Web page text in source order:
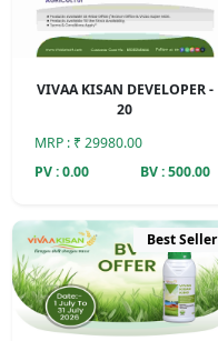
VIVAA KISAN DEVELOPER -
20
MRP : ₹ 29980.00
PV : 0.00
BV : 500.00
Best Seller